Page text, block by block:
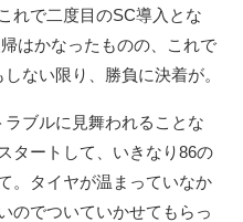
れで二度目のSC導入とな
はかなったものの、これで
ない限り、勝負に決着が。
ブルに見舞われることな
タートして、いきなり86の
。タイヤが温まっていなか
のでついていかせてもらっ